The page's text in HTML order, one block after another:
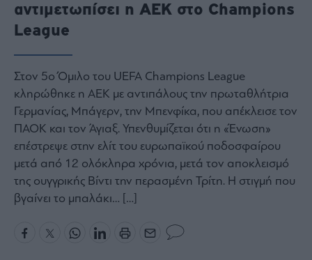
Ενέργεια
Πολιτική
Κοινωνία
Law
Bloomberg
Financial
Times
αντιμετωπίσει η ΑΕΚ στο Champions
League
Στον 5ο Όμιλο του UEFA Champions League
κληρώθηκε η ΑΕΚ με αντιπάλους την πρωταθλήτρια
Γερμανίας, Μπάγερν, την Μπενφίκα, που απέκλεισε τον
ΠΑΟΚ και τον Άγιαξ. Υπενθυμίζεται ότι η «Ένωση»
επέστρεψε στην ελίτ του ευρωπαϊκού ποδοσφαίρου
μετά από 12 ολόκληρα χρόνια, μετά τον αποκλεισμό
της ουγγρικής Βίντι την περασμένη Τρίτη. Η στιγμή που
βγαίνει το μπαλάκι… […]